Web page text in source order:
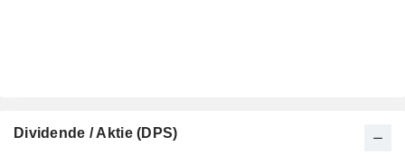
Dividende / Aktie (DPS)